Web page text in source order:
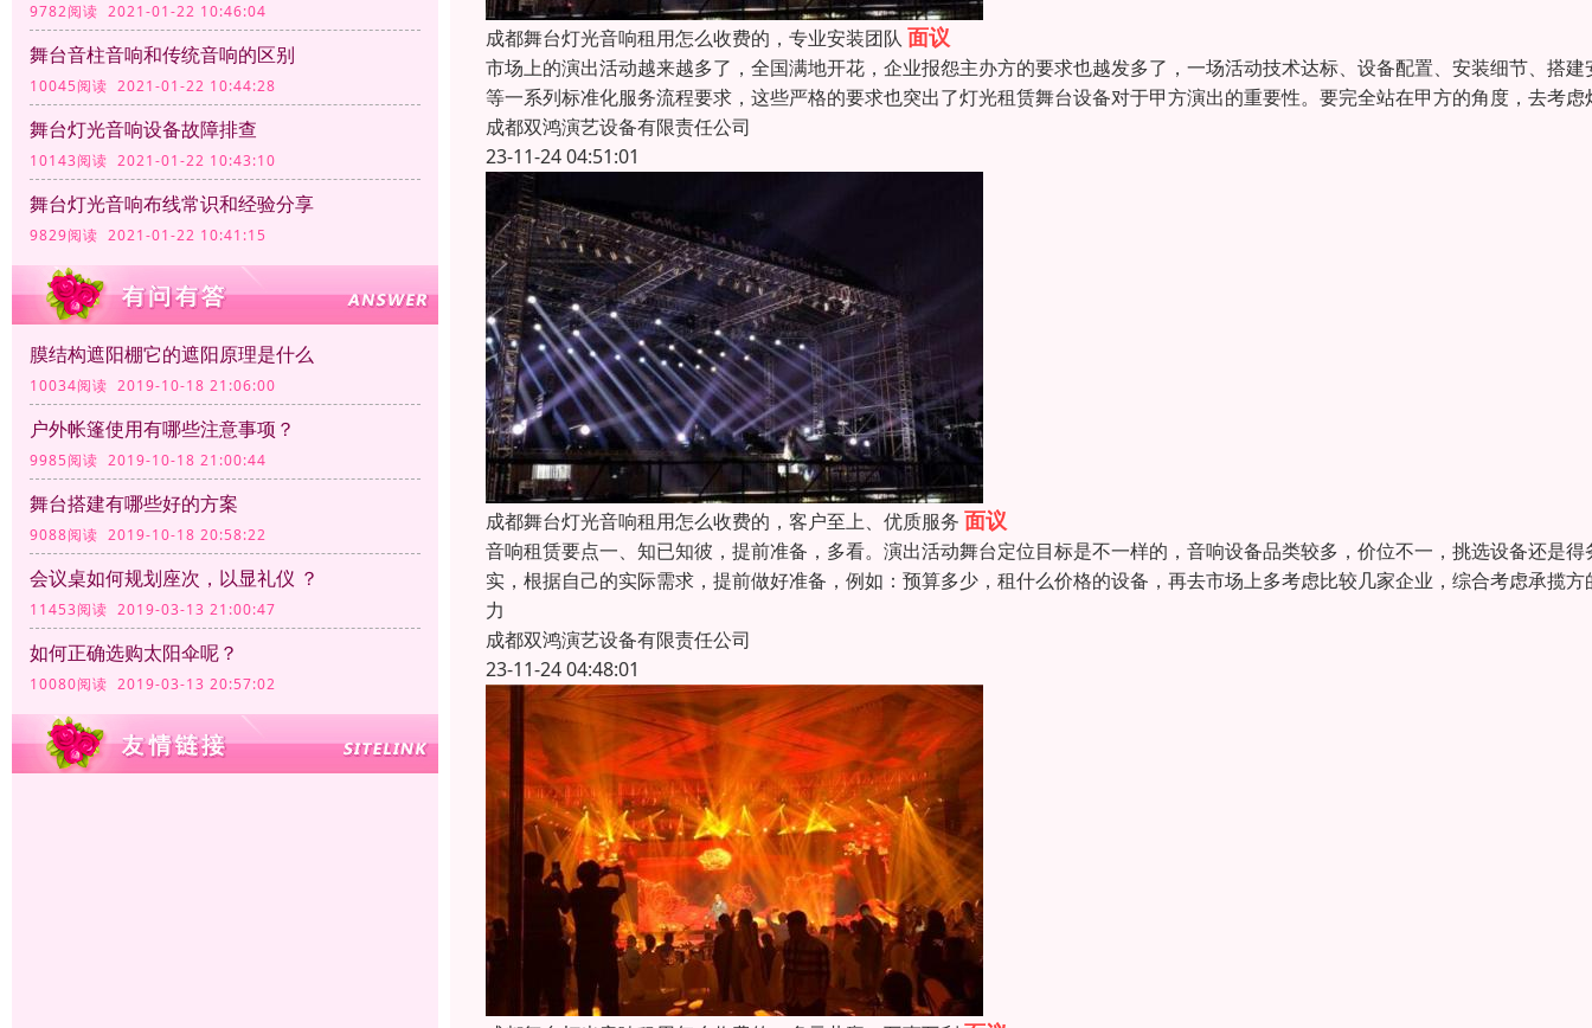
9782阅读 2021-01-22 10:46:04
舞台音柱音响和传统音响的区别
10045阅读 2021-01-22 10:44:28
舞台灯光音响设备故障排查
10143阅读 2021-01-22 10:43:10
舞台灯光音响布线常识和经验分享
9829阅读 2021-01-22 10:41:15
膜结构遮阳棚它的遮阳原理是什么
10034阅读 2019-10-18 21:06:00
户外帐篷使用有哪些注意事项？
9985阅读 2019-10-18 21:00:44
舞台搭建有哪些好的方案
9088阅读 2019-10-18 20:58:22
会议桌如何规划座次，以显礼仪 ？
11453阅读 2019-03-13 21:00:47
如何正确选购太阳伞呢？
10080阅读 2019-03-13 20:57:02
成都舞台灯光音响租用怎么收费的，专业安装团队 面议
市场上的演出活动越来越多了，全国满地开花，企业报怨主办方的要求也越发多了，一场活动技术达标、设备配置、安装细节、搭建
等一系列标准化服务流程要求，这些严格的要求也突出了灯光租赁舞台设备对于甲方演出的重要性。要完全站在甲方的角度，去考虑
成都双鸿演艺设备有限责任公司
23-11-24 04:51:01
成都舞台灯光音响租用怎么收费的，客户至上、优质服务 面议
音响租赁要点一、知已知彼，提前准备，多看。演出活动舞台定位目标是不一样的，音响设备品类较多，价位不一，挑选设备还是得
实，根据自己的实际需求，提前做好准备，例如：预算多少，租什么价格的设备，再去市场上多考虑比较几家企业，综合考虑承揽方
力
成都双鸿演艺设备有限责任公司
23-11-24 04:48:01